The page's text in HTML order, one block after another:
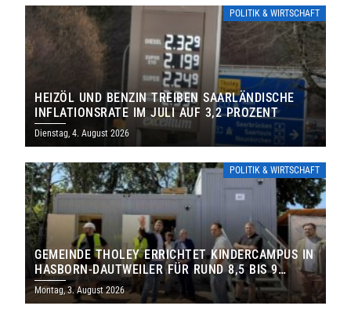
POLITIK & WIRTSCHAFT
HEIZÖL UND BENZIN TREIBEN SAARLÄNDISCHE
INFLATIONSRATE IM JULI AUF 3,2 PROZENT
Dienstag, 4. August 2026
POLITIK & WIRTSCHAFT
GEMEINDE THOLEY ERRICHTET KINDERCAMPUS IN
HASBORN-DAUTWEILER FÜR RUND 8,5 BIS 9
MILLIONEN EURO
Montag, 3. August 2026